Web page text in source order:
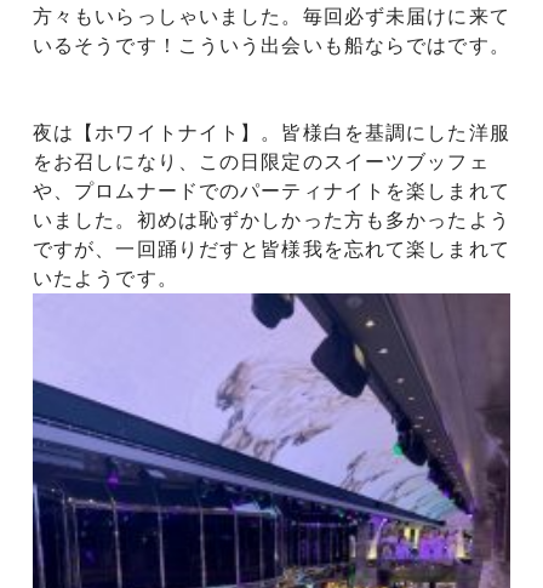
方々もいらっしゃいました。毎回必ず未届けに来て
いるそうです！こういう出会いも船ならではです。
夜は【ホワイトナイト】。皆様白を基調にした洋服
をお召しになり、この日限定のスイーツブッフェ
や、プロムナードでのパーティナイトを楽しまれて
いました。初めは恥ずかしかった方も多かったよう
ですが、一回踊りだすと皆様我を忘れて楽しまれて
いたようです。